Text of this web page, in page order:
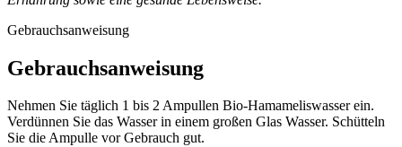
Gebrauchsanweisung
Gebrauchsanweisung
Nehmen Sie täglich 1 bis 2 Ampullen Bio-Hamameliswasser ein.
Verdünnen Sie das Wasser in einem großen Glas Wasser. Schütteln
Sie die Ampulle vor Gebrauch gut.